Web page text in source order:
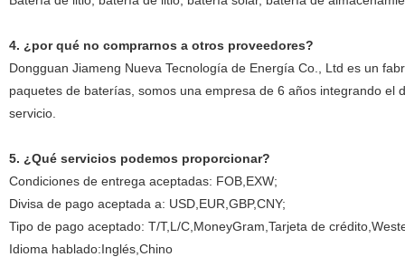
4. ¿por qué no comprarnos a otros proveedores?
Dongguan Jiameng Nueva Tecnología de Energía Co., Ltd es un
paquetes de baterías, somos una empresa de 6 años integrando
servicio.
5. ¿Qué servicios podemos proporcionar?
Condiciones de entrega aceptadas: FOB,EXW;
Divisa de pago aceptada a: USD,EUR,GBP,CNY;
Tipo de pago aceptado: T/T,L/C,MoneyGram,Tarjeta de
Idioma hablado:Inglés,Chino